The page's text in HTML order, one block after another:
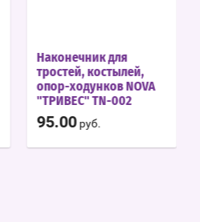
Наконечник для
тростей, костылей,
опор-ходунков NOVA
"ТРИВЕС" TN-002
95.00руб.